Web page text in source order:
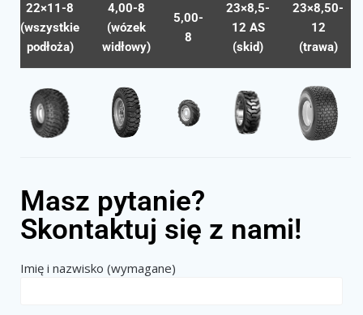
22×11-8
(wszystkie
podłoża)
4,00-8
(wózek
widłowy)
5,00-
8
23×8,5-
12 AS
(skid)
23×8,50-
12
(trawa)
Masz pytanie?
Skontaktuj się z nami!
Imię i nazwisko (wymagane)